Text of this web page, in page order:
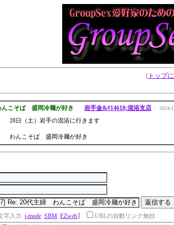
[ トップ
こそば 盛岡冷麺が好き 岩手金&#14618;混浴支店： 2024/
28日（土）岩手の混浴に行きます
わんこそば 盛岡冷麺が好き
字入力 i-mode SBM EZweb】 URLの自動リンク無効